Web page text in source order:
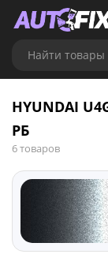
Найти товары
HYUNDAI
РБ
6 товаров